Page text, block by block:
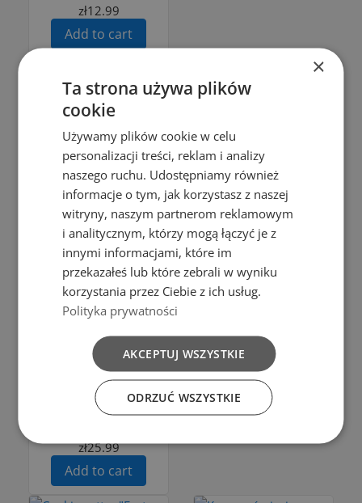
zł12.99
Add to cart
Add to Compare
Add to cart
ZESTAW 2X
MISEK
KUCHENNYCH
DURSZLAK
CEDZAK Z
RĄCZKĄ
CIEMNY
GRAFIT
AKCESORIA
zł25.99
Add to cart
Add to cart
Bąble
BOWL 3L PP
BLACK
COLOR
zł7.99
×
Ta strona używa plików
cookie
Używamy plików cookie w celu
personalizacji treści, reklam i analizy
naszego ruchu. Udostępniamy również
informacje o tym, jak korzystasz z naszej
witryny, naszym partnerom reklamowym
i analitycznym, którzy mogą łączyć je z
innymi informacjami, które im
przekazałeś lub które zebrali w wyniku
korzystania przez Ciebie z ich usług.
Polityka prywatności
AKCEPTUJ WSZYSTKIE
ODRZUĆ WSZYSTKIE